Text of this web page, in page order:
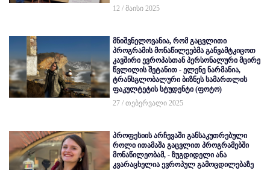
12 / მაისი 2025
მნიშვნელოვანია, რომ გაცვლითი
პროგრამის მონაწილეებმა განვამტკიცოთ
კავშირი ევროპასთან პერსონალური მცირე
წვლილის შეტანით - ელენე ნარმანია,
ტრანსგლობალური ბიზნეს სამართლის
ფაკულტეტის სტუდენტი (ფოტო)
27 / თებერვალი 2025
პროფესიის არჩევაში განსაკუთრებული
როლი ითამაშა გაცვლით პროგრამებში
მონაწილეობამ, - ზუგდიდელი ანა
კვარაცხელია ევროპულ გამოცდილებაზე